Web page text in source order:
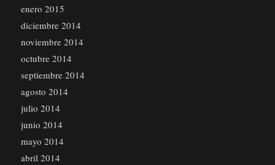
enero 2015
diciembre 2014
noviembre 2014
octubre 2014
septiembre 2014
agosto 2014
julio 2014
junio 2014
mayo 2014
abril 2014